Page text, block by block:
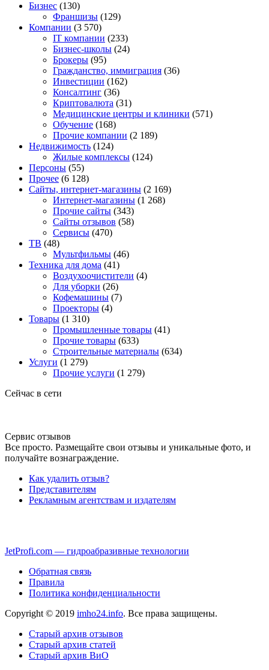
Бизнес (130)
Франшизы (129)
Компании (3 570)
IT компании (233)
Бизнес-школы (24)
Брокеры (95)
Гражданство, иммиграция (36)
Инвестиции (162)
Консалтинг (36)
Криптовалюта (31)
Медицинские центры и клиники (571)
Обучение (168)
Прочие компании (2 189)
Недвижимость (124)
Жилые комплексы (124)
Персоны (55)
Прочее (6 128)
Сайты, интернет-магазины (2 169)
Интернет-магазины (1 268)
Прочие сайты (343)
Сайты отзывов (58)
Сервисы (470)
ТВ (48)
Мультфильмы (46)
Техника для дома (41)
Воздухоочистители (4)
Для уборки (26)
Кофемашины (7)
Проекторы (4)
Товары (1 310)
Промышленные товары (41)
Прочие товары (633)
Строительные материалы (634)
Услуги (1 279)
Прочие услуги (1 279)
Сейчас в сети
Сервис отзывов
Все просто. Размещайте свои отзывы и уникальные фото, и
получайте вознаграждение.
Как удалить отзыв?
Представителям
Рекламным агентствам и издателям
JetProfi.com — гидроабразивные технологии
Обратная связь
Правила
Политика конфиденциальности
Copyright © 2019 imho24.info. Все права защищены.
Старый архив отзывов
Старый архив статей
Старый архив ВиО